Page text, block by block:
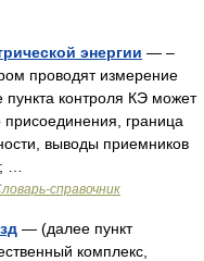
энергии — –
проводят измерение
контроля КЭ может
присоединения, граница
выводы приемников
…
справочник
— (далее пункт
комплекс,